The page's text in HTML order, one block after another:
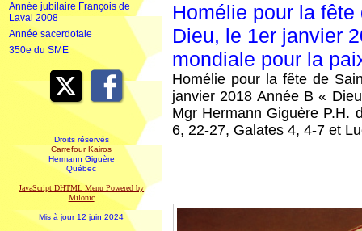
Année jubilaire François de
Laval 2008
Année sacerdotale
350e du SME
Droits réservés
Carrefour Kairos
Hermann Giguère
Québec
JavaScript DHTML Menu Powered by
Milonic
Mis à jour 12 juin 2024
Homélie pour la
Dieu, le 1er janvier
mondiale pour la
Homélie pour la fête de
janvier 2018 Année B «
Mgr Hermann Giguère P.H.
6, 22-27, Galates 4, 4-7 et